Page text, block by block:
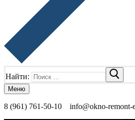
Найти:
Меню
8 (961) 761-50-10 info@okno-remont-